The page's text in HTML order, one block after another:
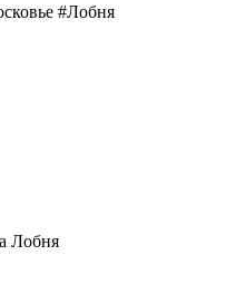
#Лобня
Лобня